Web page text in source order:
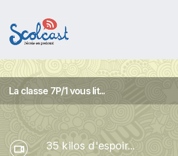
La classe 7P/1 vous lit...
35 kilos d'espoir...